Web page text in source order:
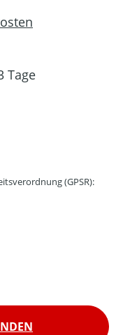
Tage
(GPSR):